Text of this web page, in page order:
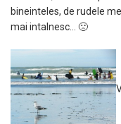
bineinteles, de rudele
mai intalnesc… 🙁